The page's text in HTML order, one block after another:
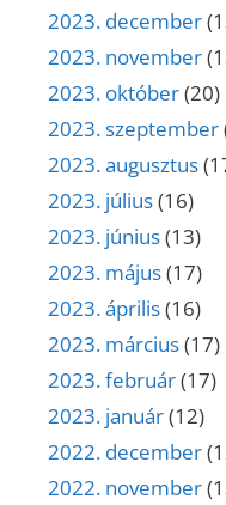
2023. december
2023. november
2023. október(20)
2023. szeptember
2023. augusztus
2023. július(16)
2023. június(13)
2023. május(17)
2023. április(16)
2023. március(17)
2023. február(17)
2023. január(12)
2022. december
2022. november